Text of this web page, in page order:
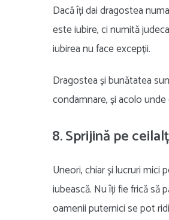
Dacă îți dai dragostea
este iubire, ci numită
iubirea nu face excepții.
Dragostea și bunătatea
condamnare, și acolo
8. Sprijină pe
Uneori, chiar și lucruri mici
iubească. Nu îți fie frică să
oamenii puternici se pot